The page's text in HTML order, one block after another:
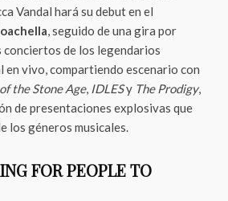
Vandal hará su debut en el
, seguido de una gira por
de los legendarios
en vivo, compartiendo escenario con
the Stone Age, IDLESy The Prodigy,
de presentaciones explosivas que
los géneros musicales.
FOR PEOPLE TO